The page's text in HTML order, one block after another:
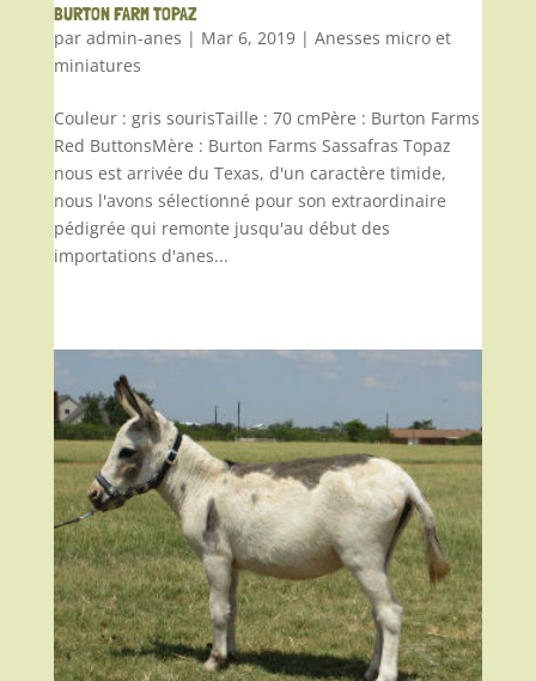
BURTON FARM TOPAZ
par admin-anes | Mar 6, 2019| Anesses micro et
miniatures
Couleur : gris sourisTaille : 70 cmPère : Burton Farms
Red ButtonsMère : Burton Farms Sassafras Topaz
nous est arrivée du Texas, d'un caractère timide,
nous l'avons sélectionné pour son extraordinaire
pédigrée qui remonte jusqu'au début des
importations d'anes...